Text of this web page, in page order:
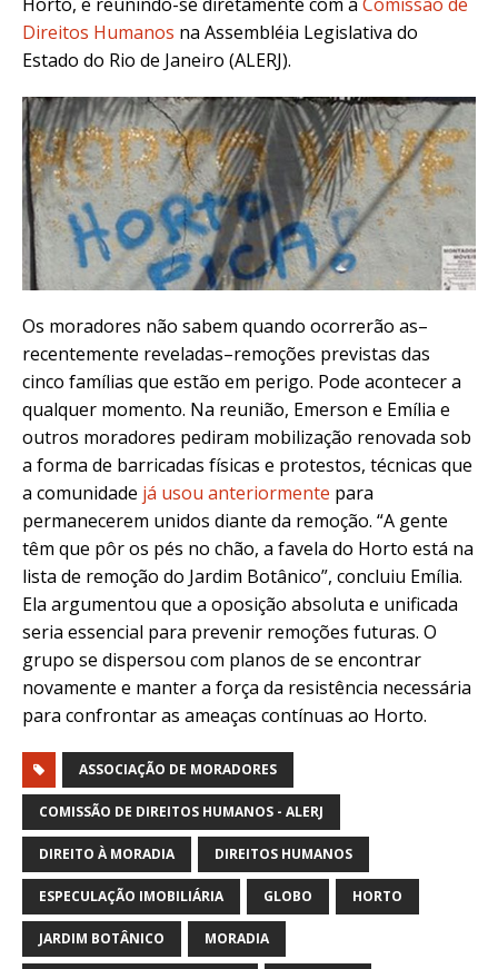
Direitos Humanos na Assembléia Legislativa do
Estado do Rio de Janeiro (ALERJ).
Os moradores não sabem quando ocorrerão as–
recentemente reveladas–remoções previstas das
cinco famílias que estão em perigo. Pode acontecer a
qualquer momento. Na reunião, Emerson e Emília e
outros moradores pediram mobilização renovada sob
a forma de barricadas físicas e protestos, técnicas que
a comunidade já usou anteriormente para
permanecerem unidos diante da remoção. “A gente
têm que pôr os pés no chão, a favela do Horto está na
lista de remoção do Jardim Botânico”, concluiu Emília.
Ela argumentou que a oposição absoluta e unificada
seria essencial para prevenir remoções futuras. O
grupo se dispersou com planos de se encontrar
novamente e manter a força da resistência necessária
para confrontar as ameaças contínuas ao Horto.
ASSOCIAÇÃO DE MORADORES
COMISSÃO DE DIREITOS HUMANOS - ALERJ
DIREITO À MORADIA DIREITOS HUMANOS
ESPECULAÇÃO IMOBILIÁRIA GLOBO HORTO
JARDIM BOTÂNICO MORADIA